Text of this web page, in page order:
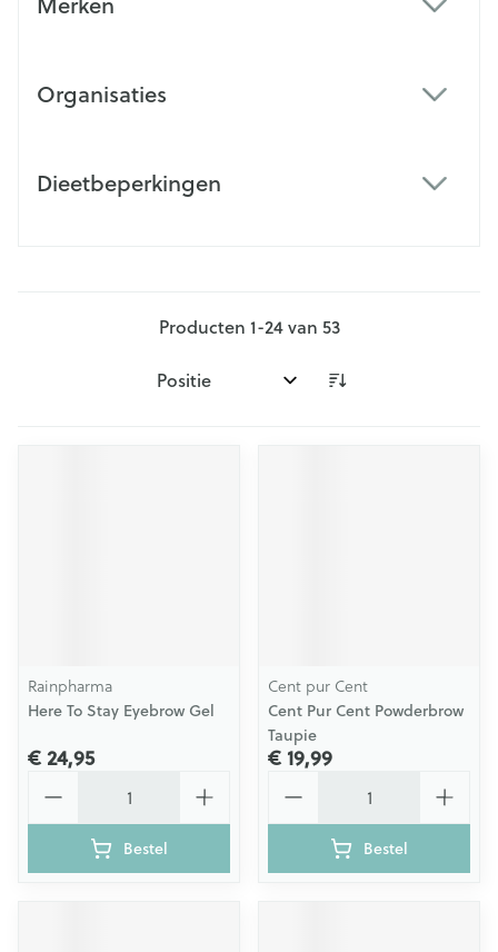
Organisaties
Dieetbeperkingen
Producten 1-24van 53
Sorteer op:
Rainpharma
Here To Stay Eyebrow Gel
€ 24,95
Bestel
Cent pur Cent
Cent Pur Cent Powderbrow
Taupie
€ 19,99
Bestel